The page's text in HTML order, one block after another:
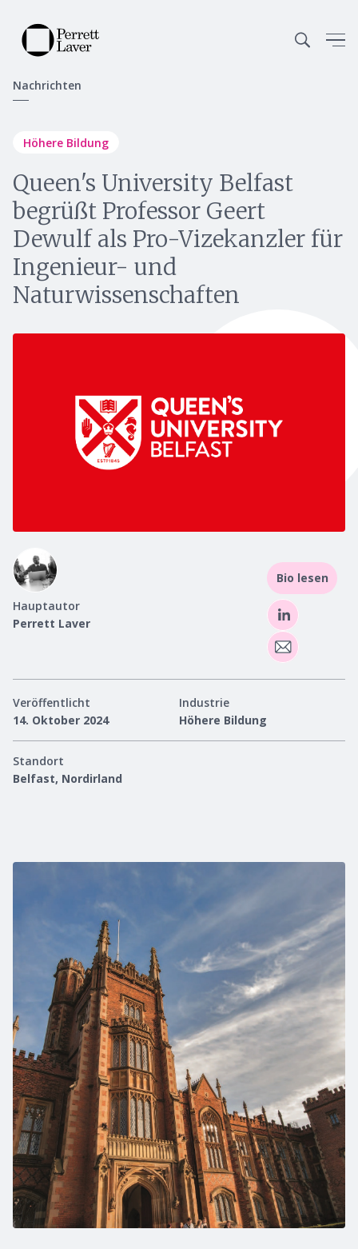
Nachrichten
Höhere Bildung
Queen's University Belfast
begrüßt Professor Geert
Dewulf als Pro-Vizekanzler für
Ingenieur- und
Naturwissenschaften
Hauptautor
Perrett Laver
Bio lesen
Veröffentlicht
14. Oktober 2024
Industrie
Höhere Bildung
Standort
Belfast, Nordirland